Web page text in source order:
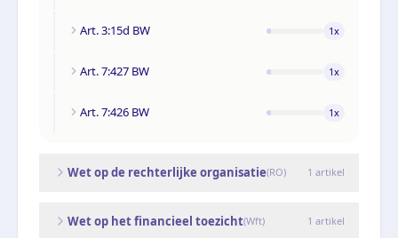
Art. 3:15d BW 1x
Art. 7:427 BW 1x
Art. 7:426 BW 1x
Wet op de rechterlijke organisatie(RO) 1 artikel
Wet op het financieel toezicht(Wft) 1 artikel